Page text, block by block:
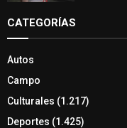
CATEGORÍAS
Autos
Campo
Culturales (1.217)
Deportes (1.425)